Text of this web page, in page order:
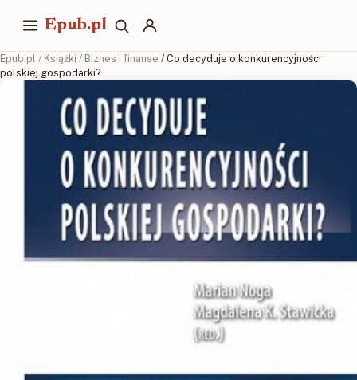
Epub.pl
Epub.pl / Książki / Biznes i finanse / Co decyduje o konkurencyjności
polskiej gospodarki?